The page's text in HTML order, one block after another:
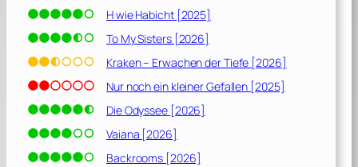
H wie Habicht [2025]
To My Sisters [2026]
Kraken – Erwachen der Tiefe [2026]
Nur noch ein kleiner Gefallen [2025]
Die Odyssee [2026]
Vaiana [2026]
Backrooms [2026]